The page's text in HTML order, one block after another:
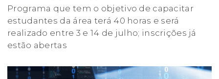
Programa que tem o objetivo de capacitar
estudantes da área terá 40 horas e será
realizado entre 3 e 14 de julho; inscrições já
estão abertas